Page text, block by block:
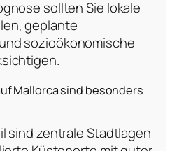
sollten Sie lokale
geplante
sozioökonomische
Mallorca sind besonders
sind zentrale Stadtlagen